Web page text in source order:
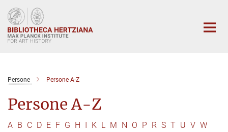
Main-
Content
Persone Persone A-Z
Persone A-Z
A B C D E F G H I K L M N O P R S T U V W